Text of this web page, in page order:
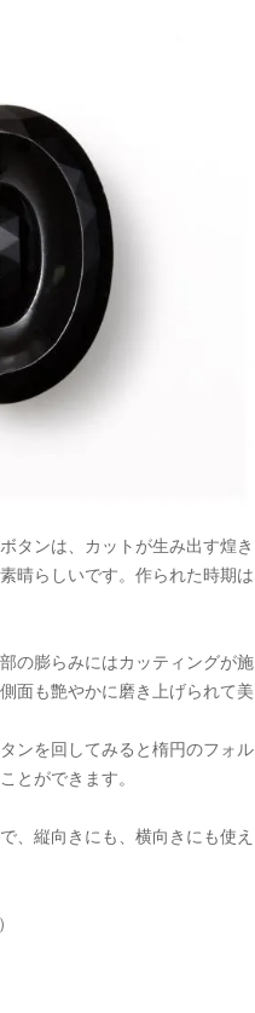
タンは、カットが生み出す煌き
晴らしいです。作られた時期は
の膨らみにはカッティングが施
面も艶やかに磨き上げられて美
ンを回してみると楕円のフォル
とができます。
、縦向きにも、横向きにも使え